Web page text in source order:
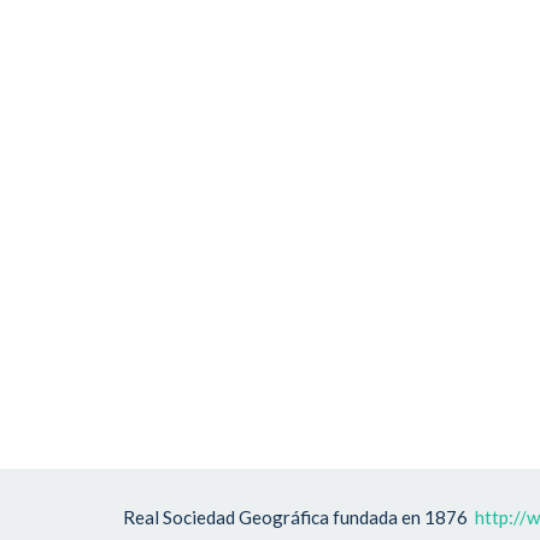
Real Sociedad Geográfica fundada en 1876 http://